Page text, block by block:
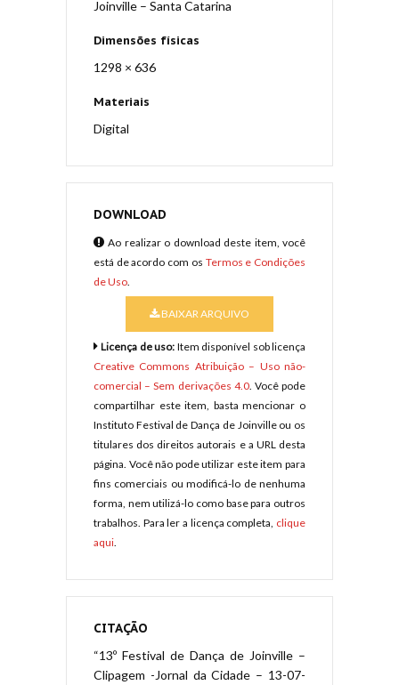
Joinville – Santa Catarina
Dimensões físicas
1298 × 636
Materiais
Digital
DOWNLOAD
Ao realizar o download deste item, você
está de acordo com os Termos e Condições
de Uso.
BAIXAR ARQUIVO
Licença de uso: Item disponível sob licença
Creative Commons Atribuição – Uso não-
comercial – Sem derivações 4.0. Você pode
compartilhar este item, basta mencionar o
Instituto Festival de Dança de Joinville ou os
titulares dos direitos autorais e a URL desta
página. Você não pode utilizar este item para
fins comerciais ou modificá-lo de nenhuma
forma, nem utilizá-lo como base para outros
trabalhos. Para ler a licença completa, clique
aqui.
CITAÇÃO
“13º Festival de Dança de Joinville –
Clipagem -Jornal da Cidade – 13-07-